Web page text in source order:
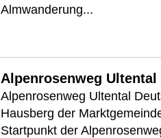
Almwanderung...
Alpenrosenweg
Alpenrosenweg Ultental
Hausberg der
Startpunkt der